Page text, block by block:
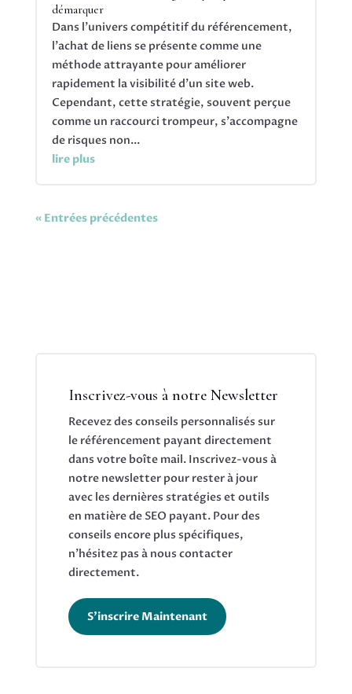
démarquer
Dans l'univers compétitif du référencement,
l'achat de liens se présente comme une
méthode attrayante pour améliorer
rapidement la visibilité d'un site web.
Cependant, cette stratégie, souvent perçue
comme un raccourci trompeur, s'accompagne
de risques non...
lire plus
« Entrées précédentes
Inscrivez-vous à notre Newsletter
Recevez des conseils personnalisés sur
le référencement payant directement
dans votre boîte mail. Inscrivez-vous à
notre newsletter pour rester à jour
avec les dernières stratégies et outils
en matière de SEO payant. Pour des
conseils encore plus spécifiques,
n’hésitez pas à nous contacter
directement.
S'inscrire Maintenant